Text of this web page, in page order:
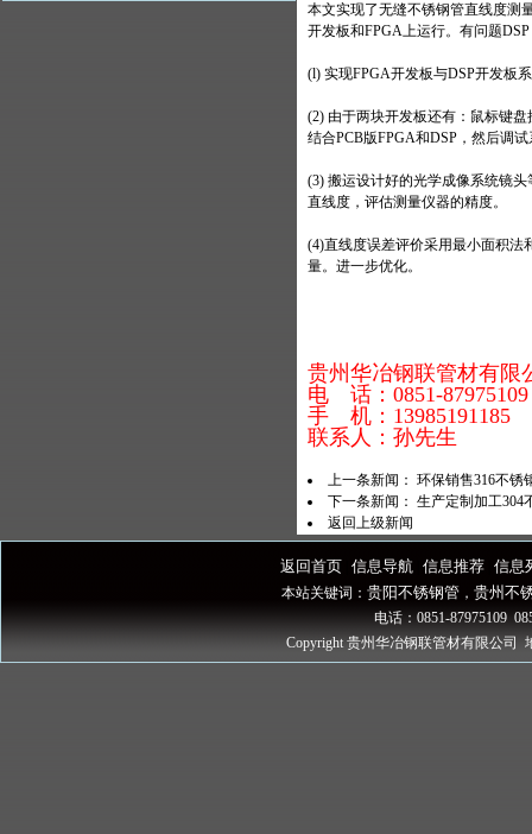
本文实现了无缝不锈钢管直线度测
开发板和FPGA上运行。有问题
(l) 实现FPGA开发板与DSP开发板
(2) 由于两块开发板还有：鼠标键
结合PCB版FPGA和DSP，然后调
(3) 搬运设计好的光学成像系统镜
直线度，评估测量仪器的精度。
(4)直线度误差评价采用最小面积法
量。进一步优化。
贵州华冶钢联管材有限
电 话：0851-87975109
手 机：13985191185
联系人：孙先生
上一条新闻： 环保销售316不锈
下一条新闻： 生产定制加工304
返回上级新闻
返回首页 信息导航 信息推荐 信息
本站关键词： 贵阳不锈钢管， 贵州不
电话：0851-87975109
Copyright 贵州华冶钢联管材有限公司